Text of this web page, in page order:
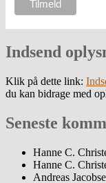
Indsend
Klik på dette link:
du kan bidrage med
Seneste
Hanne C.
Hanne C.
Andreas